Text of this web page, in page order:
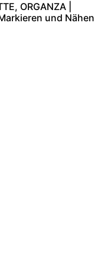
ORGANZA |
und Nähen